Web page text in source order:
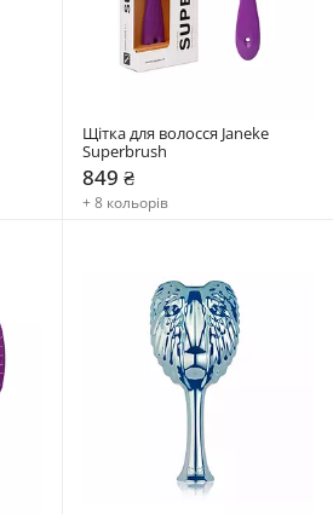
Щітка для волосся Janeke
Superbrush
849 ₴
+ 8 кольорів